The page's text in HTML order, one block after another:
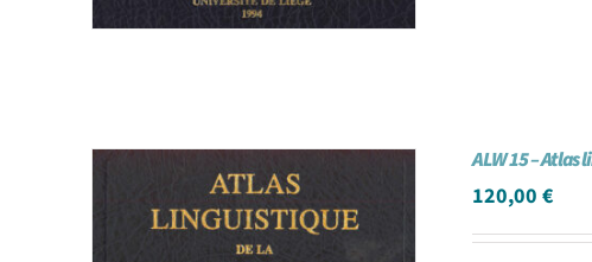
ALW 15 –
120,00€